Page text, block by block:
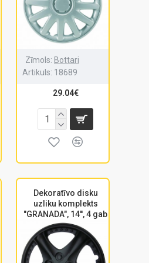
Zīmols: Bottari
Artikuls: 18689
29.04€
Dekoratīvo disku
uzliku komplekts
"GRANADA", 14'', 4 gab